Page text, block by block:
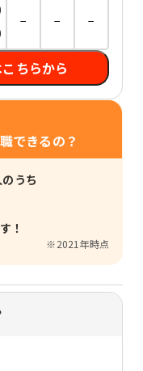
− − −
ちらから
できるの？
うち
！
※2021年時点